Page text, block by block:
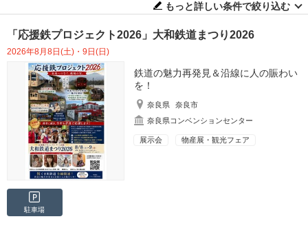
もっと詳しい条件で絞り込む
「応援鉄プロジェクト2026」大和鉄道まつり2026
2026年8月8日(土)・9日(日)
鉄道の魅力再発見＆沿線に人の賑わい
を！
奈良県
奈良市
奈良県コンベンションセンター
展示会 物産展・観光フェア
駐車場